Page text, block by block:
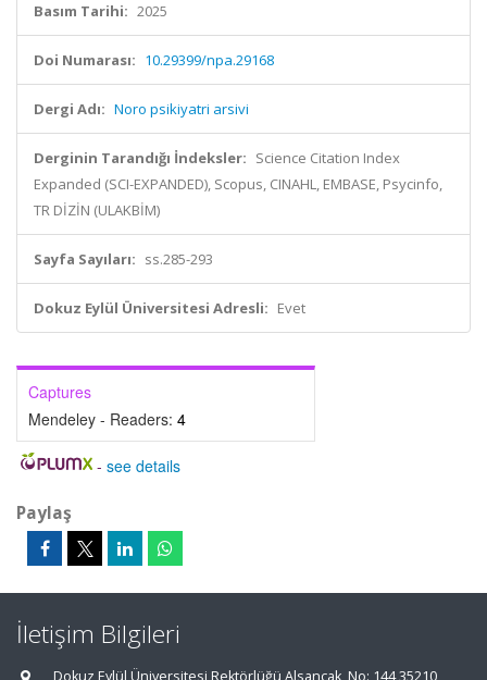
Basım Tarihi: 2025
Doi Numarası: 10.29399/npa.29168
Dergi Adı: Noro psikiyatri arsivi
Derginin Tarandığı İndeksler: Science Citation Index
Expanded (SCI-EXPANDED), Scopus, CINAHL, EMBASE, Psycinfo,
TR DİZİN (ULAKBİM)
Sayfa Sayıları: ss.285-293
Dokuz Eylül Üniversitesi Adresli: Evet
Captures
Mendeley - Readers: 4
- see details
Paylaş
İletişim Bilgileri
Dokuz Eylül Üniversitesi Rektörlüğü Alsancak, No: 144 35210,